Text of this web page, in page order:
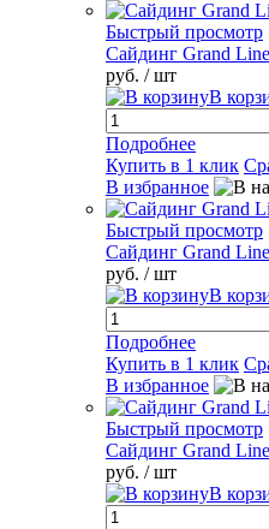
Быстрый просмотр
Сайдинг Grand
руб. / шт
В
Подробнее
Купить в 1 клик
В избранное
Быстрый просмотр
Сайдинг Grand
руб. / шт
В
Подробнее
Купить в 1 клик
В избранное
Быстрый просмотр
Сайдинг Grand
руб. / шт
В